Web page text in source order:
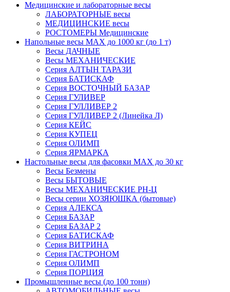
Медицинские и лабораторные весы
ЛАБОРАТОРНЫЕ весы
МЕДИЦИНСКИЕ весы
РОСТОМЕРЫ Медицинские
Напольные весы MAX до 1000 кг (до 1 т)
Весы ДАЧНЫЕ
Весы МЕХАНИЧЕСКИЕ
Серия АЛТЫН ТАРАЗИ
Серия БАТИСКАФ
Серия ВОСТОЧНЫЙ БАЗАР
Серия ГУЛИВЕР
Серия ГУЛЛИВЕР 2
Серия ГУЛЛИВЕР 2 (Линейка Л)
Серия КЕЙС
Серия КУПЕЦ
Серия ОЛИМП
Серия ЯРМАРКА
Настольные весы для фасовки MAX до 30 кг
Весы Безмены
Весы БЫТОВЫЕ
Весы МЕХАНИЧЕСКИЕ РН-Ц
Весы серии ХОЗЯЮШКА (бытовые)
Серия АЛЕКСА
Серия БАЗАР
Серия БАЗАР 2
Серия БАТИСКАФ
Серия ВИТРИНА
Серия ГАСТРОНОМ
Серия ОЛИМП
Серия ПОРЦИЯ
Промышленные весы (до 100 тонн)